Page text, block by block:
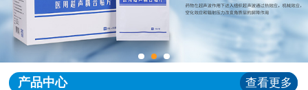
招商加盟
资质荣誉
产品中心 查看更多